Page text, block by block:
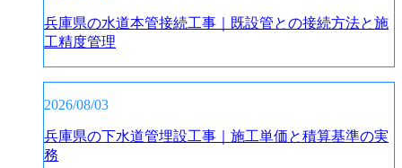
兵庫県の水道本管接続工事｜既設管との接続方法と施
工精度管理
2026/08/03
兵庫県の下水道管埋設工事｜施工単価と積算基準の実
務